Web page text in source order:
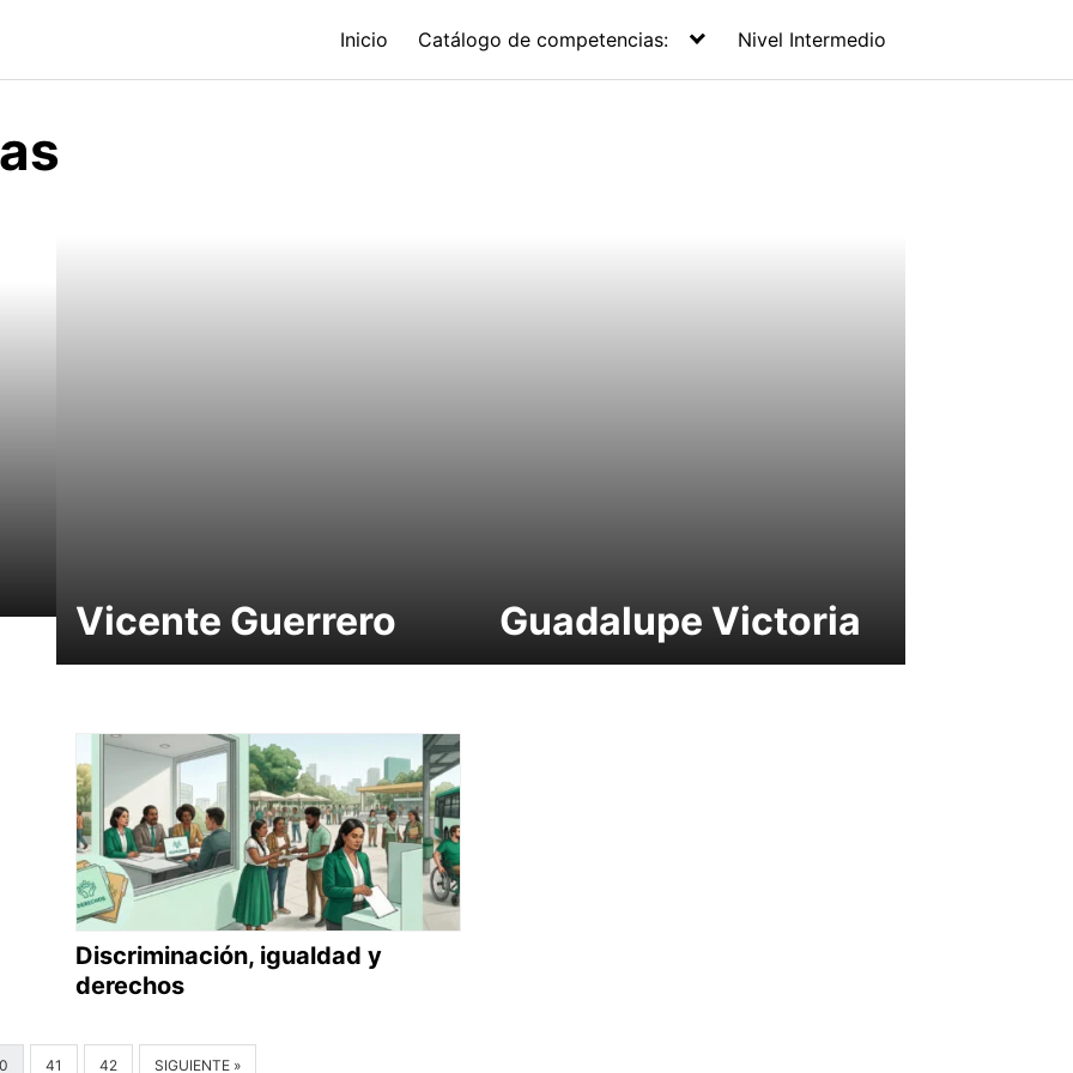
Inicio Catálogo de competencias: Nivel Intermedio
Vicente Guerrero
Guadalupe Victoria
Discriminación, igualdad y
derechos
41 42 SIGUIENTE »